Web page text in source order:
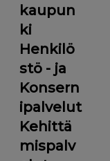
kaupun
ki
Henkilö
stö - ja
Konsern
ipalvelut
Kehittä
mispalv